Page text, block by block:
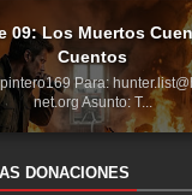
09: Los Muertos
Cuentos
Para:
net.org Asunto: T...
DONACIONES